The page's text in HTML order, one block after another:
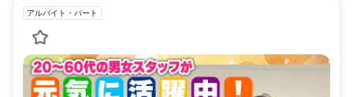
アルバイト・パート